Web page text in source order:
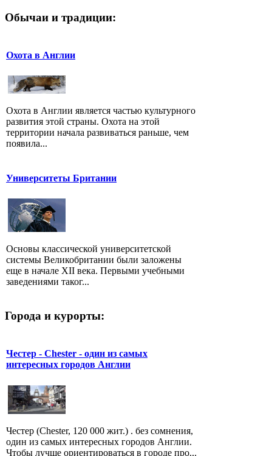
Обычаи и традиции:
Охота в Англии
Охота в Англии является частью культурного
развития этой страны. Охота на этой
территории начала развиваться раньше, чем
появила...
Университеты Британии
Основы классической университетской
системы Великобритании были заложены
еще в начале XII века. Первыми учебными
заведениями таког...
Города и курорты:
Честер - Chester - один из самых
интересных городов Англии
Честер (Chester, 120 000 жит.) . без сомнения,
один из самых интересных городов Англии.
Чтобы лучше ориентироваться в городе про...